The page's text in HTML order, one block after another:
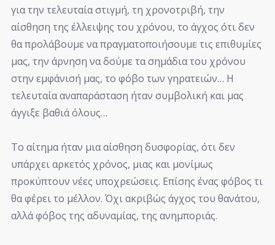
για την τελευταία στιγμή, τη χρονοτριβή, την
αίσθηση της έλλειψης του χρόνου, το άγχος ότι δεν
θα προλάβουμε να πραγματοποιήσουμε τις επιθυμίες
μας, την άρνηση να δούμε τα σημάδια του χρόνου
στην εμφάνισή μας, το φόβο των γηρατειών… Η
τελευταία αναπαράσταση ήταν συμβολική και μας
άγγιξε βαθιά όλους…
Το αίτημα ήταν μια αίσθηση δυσφορίας, ότι δεν
υπάρχει αρκετός χρόνος, μιας και μονίμως
προκύπτουν νέες υποχρεώσεις. Επίσης ένας φόβος τι
θα φέρει το μέλλον. Όχι ακριβώς άγχος του θανάτου,
αλλά φόβος της αδυναμίας, της ανημποριάς.